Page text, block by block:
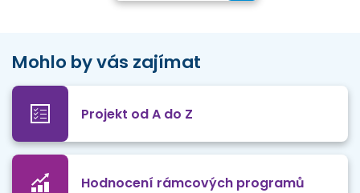
Mohlo by vás zajímat
Projekt od A do Z
Hodnocení rámcových programů